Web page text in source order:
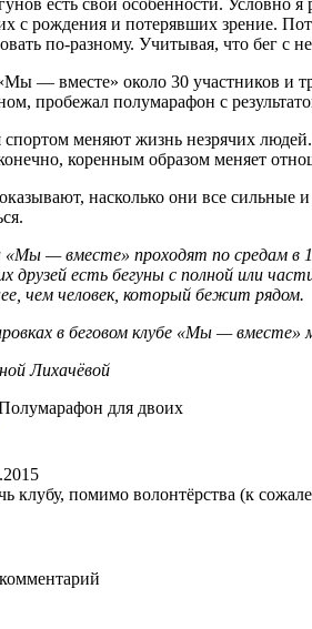
есть свои особенности.
с рождения и потерявших зрение.
по-разному. Учитывая, что бег с
— вместе» около 30 участников и
пробежал полумарафон с
спортом меняют жизнь незрячих
коренным образом меняет
насколько они все
«Мы — вместе» проходят по средам
друзей есть бегуны с полной или
чем человек, который бежит рядом.
в беговом клубе «Мы —
Лихачёвой
для двоих
клубу, помимо волонтёрства (к